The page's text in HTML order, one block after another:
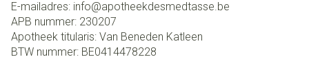
E-mailadres: info@apotheekdesmedtasse.be
APB nummer: 230207
Apotheek titularis: Van Beneden Katleen
BTW nummer: BE0414478228